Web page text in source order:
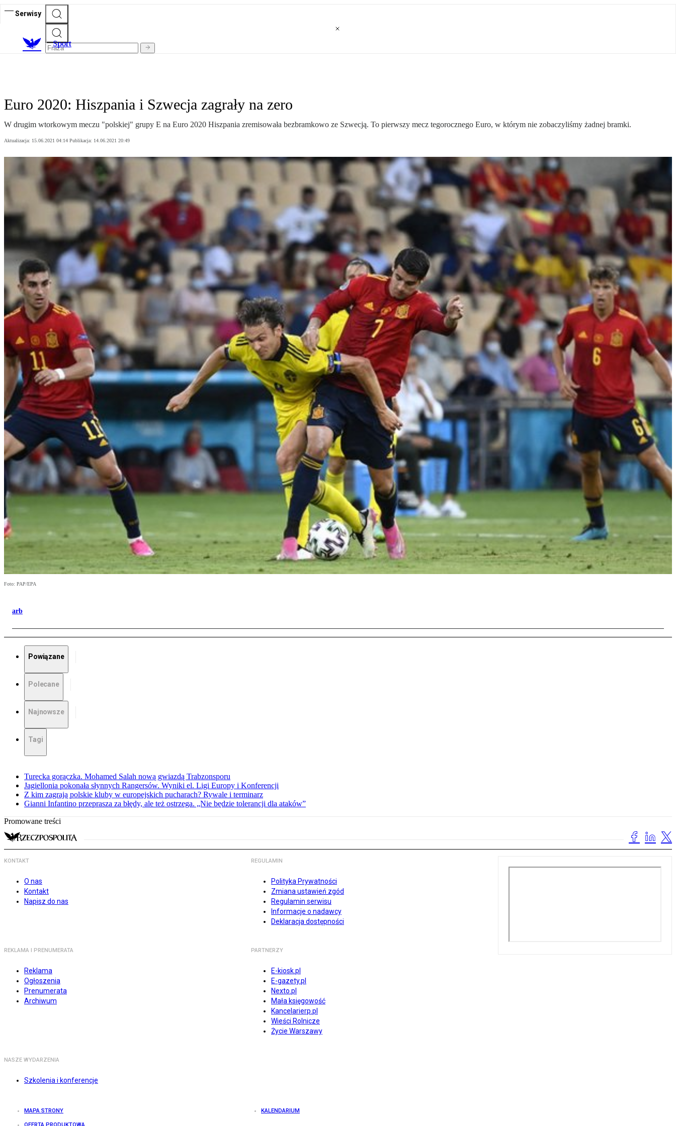
Serwisy
Sport
Euro 2020: Hiszpania i Szwecja zagrały na zero
W drugim wtorkowym meczu "polskiej" grupy E na Euro 2020 Hiszpania zremisowała bezbramkowo ze Szwecją. To pierwszy mecz tegorocznego Euro, w którym nie zobaczyliśmy żadnej bramki.
Aktualizacja: 15.06.2021 04:14 Publikacja: 14.06.2021 20:49
Foto: PAP/EPA
arb
Powiązane
Polecane
Najnowsze
Tagi
Turecka gorączka. Mohamed Salah nową gwiazdą Trabzonsporu
Jagiellonia pokonała słynnych Rangersów. Wyniki el. Ligi Europy i Konferencji
Z kim zagrają polskie kluby w europejskich pucharach? Rywale i terminarz
Gianni Infantino przeprasza za błędy, ale też ostrzega. „Nie będzie tolerancji dla ataków”
Promowane treści
KONTAKT
O nas
Kontakt
Napisz do nas
REGULAMIN
Polityka Prywatności
Zmiana ustawień zgód
Regulamin serwisu
Informacje o nadawcy
Deklaracja dostępności
REKLAMA I PRENUMERATA
Reklama
Ogłoszenia
Prenumerata
Archiwum
PARTNERZY
E-kiosk.pl
E-gazety.pl
Nexto.pl
Mała księgowość
Kancelarierp.pl
Wieści Rolnicze
Życie Warszawy
NASZE WYDARZENIA
Szkolenia i konferencje
MAPA STRONY KALENDARIUM